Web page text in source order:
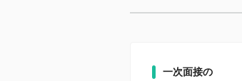
一次面接の